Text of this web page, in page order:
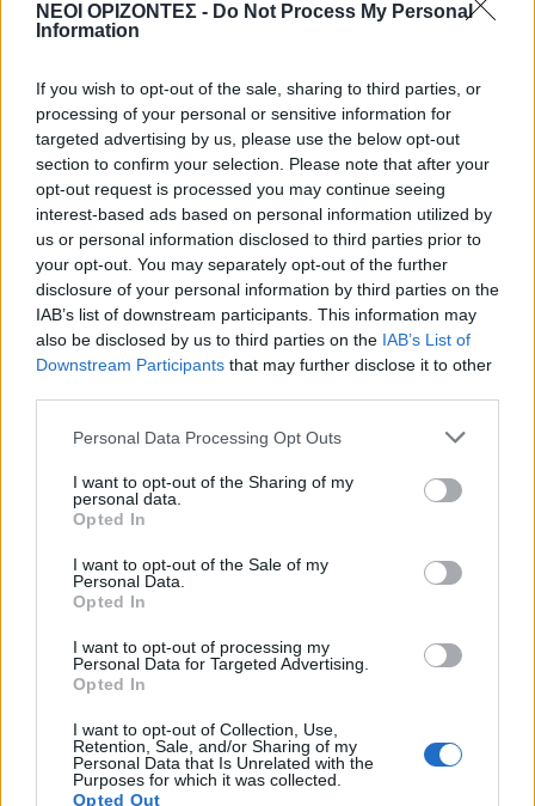
ΝΕΟΙ ΟΡΙΖΟΝΤΕΣ - Do Not Process My Personal
Information
If you wish to opt-out of the sale, sharing to third parties, or
processing of your personal or sensitive information for
targeted advertising by us, please use the below opt-out
section to confirm your selection. Please note that after your
opt-out request is processed you may continue seeing
interest-based ads based on personal information utilized by
us or personal information disclosed to third parties prior to
your opt-out. You may separately opt-out of the further
disclosure of your personal information by third parties on the
IAB’s list of downstream participants. This information may
also be disclosed by us to third parties on the IAB’s List of
Downstream Participants that may further disclose it to other
Personal Data Processing Opt Outs
I want to opt-out of the Sharing of my
personal data.
Opted In
I want to opt-out of the Sale of my
Personal Data.
Opted In
I want to opt-out of processing my
Personal Data for Targeted Advertising.
Opted In
I want to opt-out of Collection, Use,
Retention, Sale, and/or Sharing of my
Personal Data that Is Unrelated with the
Purposes for which it was collected.
Opted Out
Χανιά: Ξάπλωσε να κάνει
ηλιοθεραπεία και πέθανε!
ΓΕΎΣΗ - ΨΥΧΑΓΩΓΊΑ ΝΟΜΌΣ ΧΑΝΊΩΝ
Χανιά: Η παράσταση «Ο Σώζων
Εαυτόν Σωθήτω» στο Θέατρο
Ανατολικής Τάφρου
7 Αυγούστου 2026 12:02
ΓΕΎΣΗ - ΨΥΧΑΓΩΓΊΑ • ΝΟΜΌΣ ΧΑΝΊΩΝ
Xανιά: Παράσταση Καραγκιόζη στο
Αμφιθέατρο Λενταριανών
7 Αυγούστου 2026 11:50
ΚΡΗΤΗ
Κρήτη: Εξιχνιάστηκαν οι εμπρησμοί –
7 Αυγούστου 2026 11:45
ΕΚΔΡΟΜΈΣ - ΤΑΞΊΔΙΑ ΕΝΔΙΑΦΕΡΟΝΤΑ ΚΡΗΤΗ
Ελλάδα
7 Αυγούστου 2026 11:43
ΝΟΜΌΣ ΧΑΝΊΩΝ ΠΟΛΙΤΙΚΗ
Στα Χανιά ο Κυριάκος Μητσοτάκης με
7 Αυγούστου 2026 09:13
ΓΕΎΣΗ - ΨΥΧΑΓΩΓΊΑ • ΔΉΜΟΣ ΠΛΑΤΑΝΙΆ